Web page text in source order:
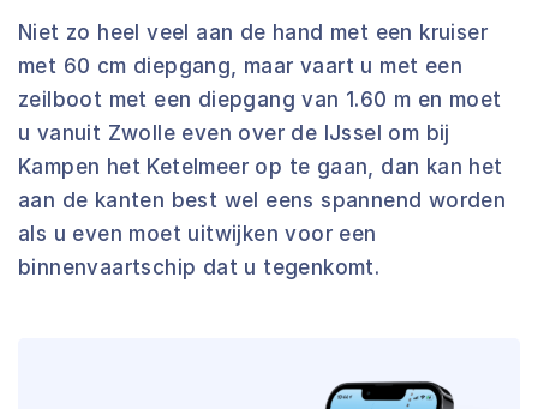
Niet zo heel veel aan de hand met een kruiser
met 60 cm diepgang, maar vaart u met een
zeilboot met een diepgang van 1.60 m en moet
u vanuit Zwolle even over de IJssel om bij
Kampen het Ketelmeer op te gaan, dan kan het
aan de kanten best wel eens spannend worden
als u even moet uitwijken voor een
binnenvaartschip dat u tegenkomt.